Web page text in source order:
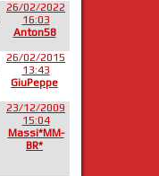
26/02/2022
16:03
Anton58
26/02/2015
13:43
GiuPeppe
23/12/2009
15:04
Massi*MM-
BR*